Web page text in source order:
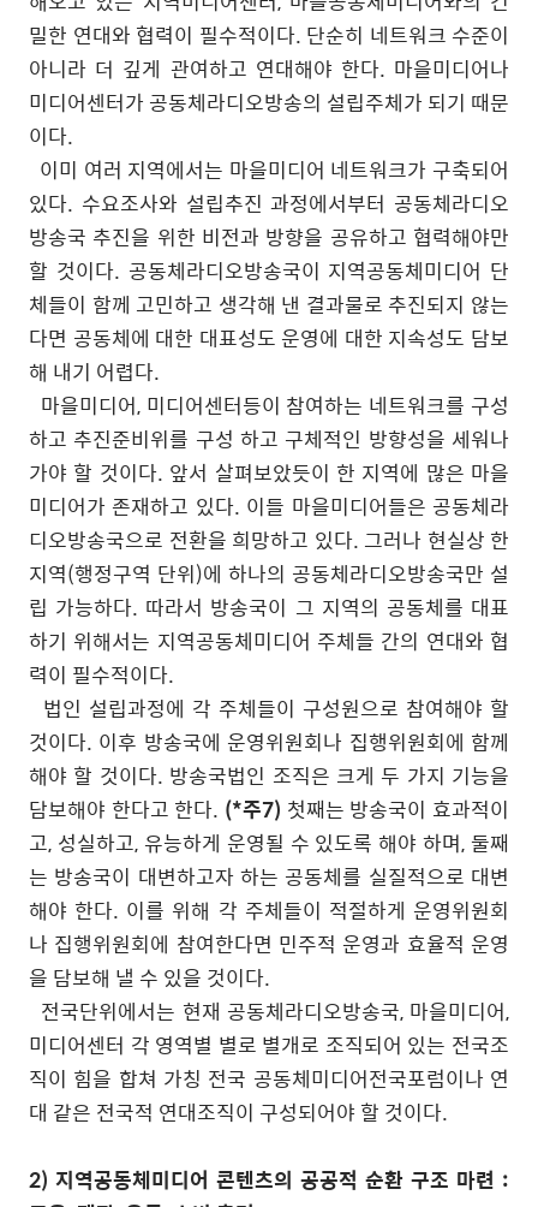
밀한 연대와 협력이 필수적이다. 단순히 네트워크 수준이
아니라 더 깊게 관여하고 연대해야 한다. 마을미디어나
미디어센터가 공동체라디오방송의 설립주체가 되기 때문
이다.
이미 여러 지역에서는 마을미디어 네트워크가 구축되어
있다. 수요조사와 설립추진 과정에서부터 공동체라디오
방송국 추진을 위한 비전과 방향을 공유하고 협력해야만
할 것이다. 공동체라디오방송국이 지역공동체미디어 단
체들이 함께 고민하고 생각해 낸 결과물로 추진되지 않는
다면 공동체에 대한 대표성도 운영에 대한 지속성도 담보
해 내기 어렵다.
마을미디어, 미디어센터등이 참여하는 네트워크를 구성
하고 추진준비위를 구성 하고 구체적인 방향성을 세워나
가야 할 것이다. 앞서 살펴보았듯이 한 지역에 많은 마을
미디어가 존재하고 있다. 이들 마을미디어들은 공동체라
디오방송국으로 전환을 희망하고 있다. 그러나 현실상 한
지역(행정구역 단위)에 하나의 공동체라디오방송국만 설
립 가능하다. 따라서 방송국이 그 지역의 공동체를 대표
하기 위해서는 지역공동체미디어 주체들 간의 연대와 협
력이 필수적이다.
법인 설립과정에 각 주체들이 구성원으로 참여해야 할
것이다. 이후 방송국에 운영위원회나 집행위원회에 함께
해야 할 것이다. 방송국법인 조직은 크게 두 가지 기능을
담보해야 한다고 한다. (*주7) 첫째는 방송국이 효과적이
고, 성실하고, 유능하게 운영될 수 있도록 해야 하며,둘째
는 방송국이 대변하고자 하는 공동체를 실질적으로 대변
해야 한다. 이를 위해 각 주체들이 적절하게 운영위원회
나 집행위원회에 참여한다면 민주적 운영과 효율적 운영
을 담보해 낼 수 있을 것이다.
전국단위에서는 현재 공동체라디오방송국, 마을미디어,
미디어센터 각 영역별 별로 별개로 조직되어 있는 전국조
직이 힘을 합쳐 가칭 전국 공동체미디어전국포럼이나 연
대 같은 전국적 연대조직이 구성되어야 할 것이다.
2) 지역공동체미디어 콘텐츠의 공공적 순환 구조 마련 :